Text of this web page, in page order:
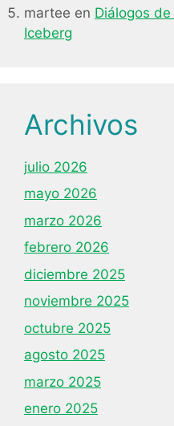
martee en Diálogos
Iceberg
Archivos
julio 2026
mayo 2026
marzo 2026
febrero 2026
diciembre 2025
noviembre 2025
octubre 2025
agosto 2025
marzo 2025
enero 2025